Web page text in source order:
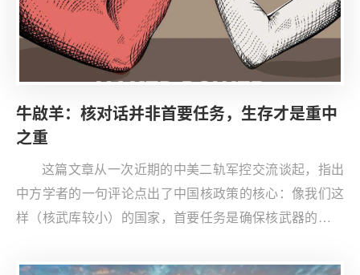
牛啟羊：核对话并非首要任务，生存才是重中
之重
这篇文章从一次近期的中美二轨军控交流谈起，指出
中方学者的一句评论点出了中国核政策的核心：像我们这
样（核武库较小）的国家，首要任务是确保核武器的生存
核发展路径的精炼总结：确保核武库的生存能力。